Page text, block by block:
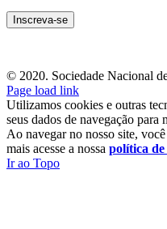
© 2020. Sociedade Nacional
Page load link
Utilizamos cookies e outras
seus dados de navegação para
Ao navegar no nosso site,
mais acesse a nossa política
Ir ao Topo